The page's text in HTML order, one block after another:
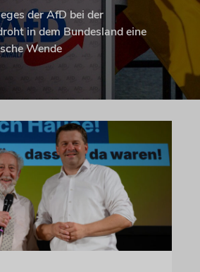
der AfD bei der
in dem Bundesland eine
Wende